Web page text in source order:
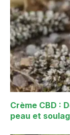
Crème CBD :
peau et